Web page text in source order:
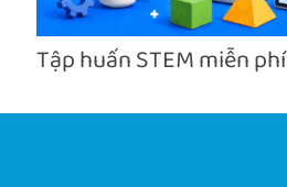
Tập huấn STEM miễn phí